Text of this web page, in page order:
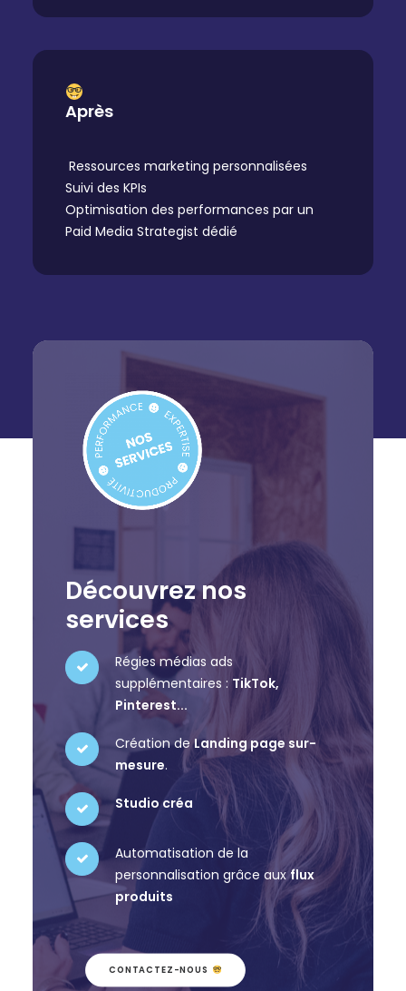
Après
Ressources marketing personnalisées
Suivi des KPIs
Optimisation des performances par un
Paid Media Strategist dédié
Découvrez nos
services
Régies médias ads
supplémentaires : TikTok,
Pinterest...
Création deLanding page sur-
mesure.
Studio créa
Automatisation de la
personnalisation grâce auxflux
produits
CONTACTEZ-NOUS